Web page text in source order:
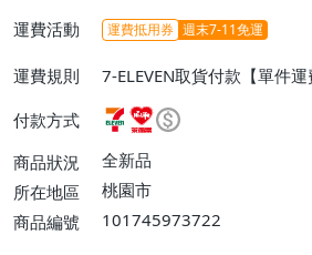
運費活動 運費抵用券 週末7-11免運
運費規則
7-ELEVEN取貨付款【單件
件或消費滿$990免運費】、
款【單件運費$60、滿100件
免運費】、宅配/貨運【單件
00件或消費滿$1200免運費】
付款方式
商品狀況
全新品
所在地區
桃園市
商品編號
101745973722